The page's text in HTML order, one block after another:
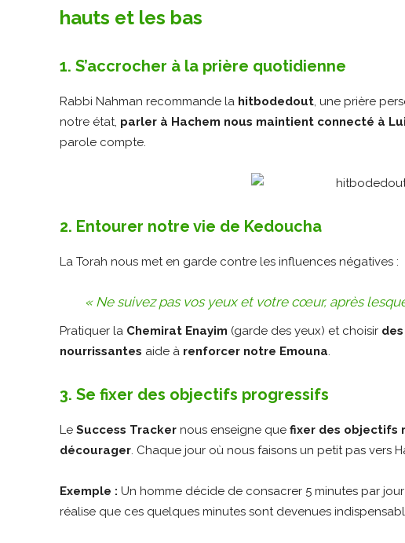
hauts et les bas
1. S’accrocher à la prière quotidienne
Rabbi Nahman recommande la hitbodedout, une prière
notre état, parler à Hachem nous maintient connecté à Lui
parole compte.
2. Entourer notre vie de Kedoucha
La Torah nous met en garde contre les influences négatives :
« Ne suivez pas vos yeux et votre cœur, après
Pratiquer la Chemirat Enayim (garde des yeux) et choisir
nourrissantes aide à renforcer notre Emouna.
3. Se fixer des objectifs progressifs
Le Success Tracker nous enseigne que fixer des objectifs
décourager. Chaque jour où nous faisons un petit pas vers
Exemple : Un homme décide de consacrer 5 minutes par
réalise que ces quelques minutes sont devenues